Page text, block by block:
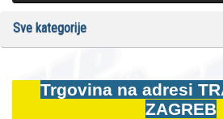
Sve kategorije
Trgovina na adresi
ZAGREB